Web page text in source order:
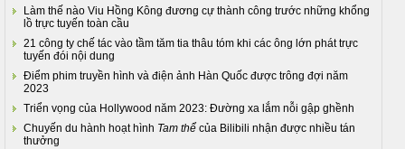
Làm thế nào Viu Hồng Kông đương cự thành công trước những khổng
lồ trực tuyến toàn cầu
21 công ty chế tác vào tầm tăm tia thâu tóm khi các ông lớn phát trực
tuyến đói nội dung
Điểm phim truyền hình và điện ảnh Hàn Quốc được trông đợi năm
2023
Triển vọng của Hollywood năm 2023: Đường xa lắm nỗi gập ghềnh
Chuyến du hành hoạt hình Tam thể của Bilibili nhận được nhiều tán
thưởng